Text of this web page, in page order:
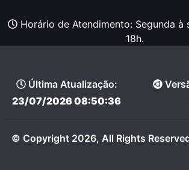
Horário de Atendimento: Segunda à
18h.
Última Atualização:
23/07/2026 08:50:36
© Copyright 2026, All Rights